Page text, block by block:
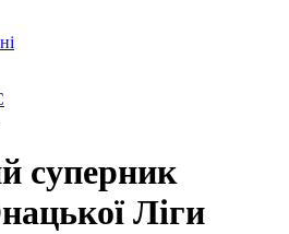
суперник
Ліги